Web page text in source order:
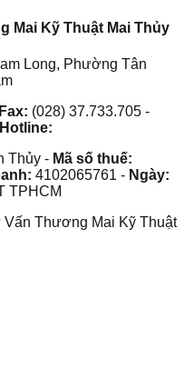
Mai Kỹ Thuật Mai Thủy
Long, Phường Tân
Fax: (028) 37.733.705 -
Hotline:
Thủy - Mã số thuế:
4102065761 - Ngày:
TPHCM
Thương Mai Kỹ Thuật